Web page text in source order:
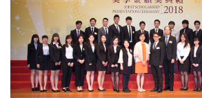
College
News